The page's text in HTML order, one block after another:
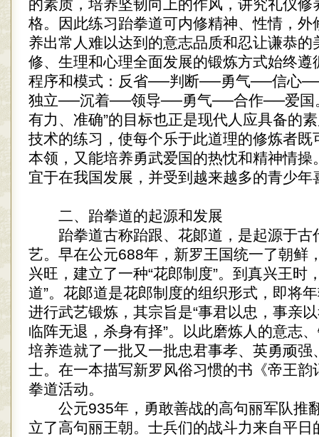
的素质，培养坚韧向上的作风，讲究礼仪修
格。因此练习跆拳道可内修精神、性情，外
养出常人难以达到的意志品质和忍让谦恭的
修、生理和心理全面发展的锻炼方式始终遵
程序和模式：反省──判断──勇气──信心
独立──沉着──领导──勇气──合作──爱国
有力、准确”的目标也正是现代人应具备的
技术的练习，使每个乐于此道理的修炼者既
本领，又能培养勇武爱国的热忱和精神情操
宜于在我国发展，并受到越来越多的青少年
二、跆拳道的起源和发展
跆拳道古称跆跟、花郞道，是起源于古
艺。早在公元688年，新罗王国统一了朝鲜
兴旺，建立了一种“花郎制度”。到真兴王时
道”。花郞道是花郎制度的组织形式，即将
进行武艺锻炼，其宗旨是“事君以忠，事亲
临阵无退，杀身有择”。以此磨炼人的意志
培养造就了一批又一批忠君事孝、英勇顽强
士。在一本描写新罗风俗习惯的书《帝王韵
拳道活动。
公元935年，勇敢善战的高句丽军队推
立了高句丽王朝。士兵们的战斗力来自平日